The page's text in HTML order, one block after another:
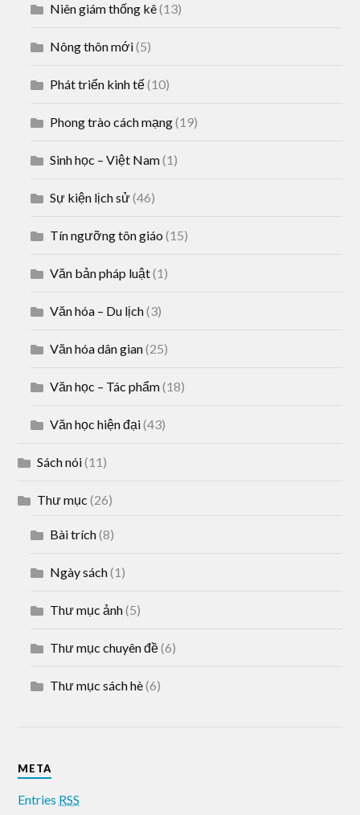
Niên giám thống kê(13)
Nông thôn mới(5)
Phát triển kinh tế(10)
Phong trào cách mạng(19)
Sinh học – Việt Nam(1)
Sự kiện lịch sử(46)
Tín ngưỡng tôn giáo (15)
Văn bản pháp luật(1)
Văn hóa – Du lịch(3)
Văn hóa dân gian(25)
Văn học – Tác phẩm(18)
Văn học hiện đại(43)
Sách nói(11)
Thư mục (26)
Bài trích(8)
Ngày sách(1)
Thư mục ảnh(5)
Thư mục chuyên đề(6)
Thư mục sách hè(6)
META
Entries RSS